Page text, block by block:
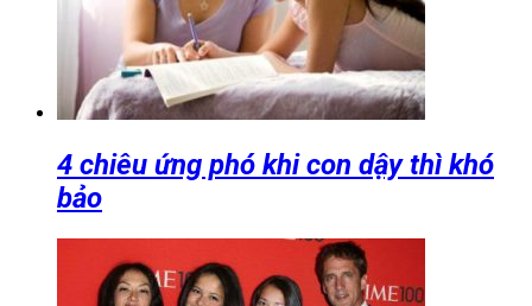
4 chiêu ứng phó khi con dậy thì khó
bảo